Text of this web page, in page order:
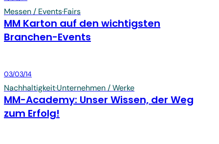
Messen / Events·Fairs
MM Karton auf den wichtigsten
Branchen-Events
Board & Paper
03/03/14
Nachhaltigkeit·Unternehmen / Werke
MM-Academy: Unser Wissen, der Weg
zum Erfolg!